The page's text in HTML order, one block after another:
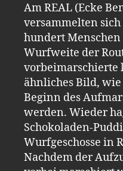
Am REAL (Ecke
versammelten
hundert
Wurfweite der
vorbeimarschierte
ähnliches Bild,
Beginn des
werden. Wieder
Schokoladen-
Wurfgeschosse in
Nachdem der